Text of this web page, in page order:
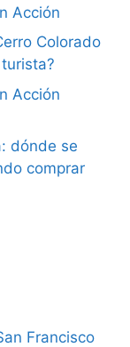
Acción
Colorado
Acción
dónde se
comprar
Francisco